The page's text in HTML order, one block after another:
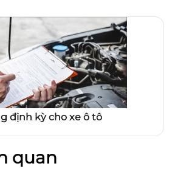
định kỳ cho xe ô tô
quan